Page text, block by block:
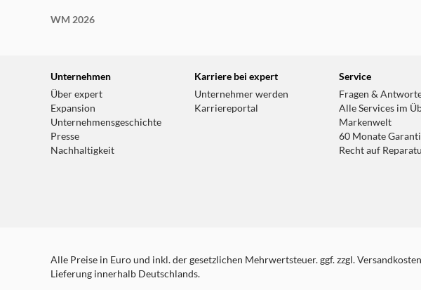
WM 2026
Unternehmen
Über expert
Expansion
Unternehmensgeschichte
Presse
Nachhaltigkeit
Karriere bei expert
Unternehmer werden
Karriereportal
Service
Fragen &
Alle Services im
Markenwelt
60 Monate
Recht auf
Alle Preise in Euro und inkl. der gesetzlichen Mehrwertsteuer. ggf. zzgl.
Lieferung innerhalb Deutschlands.